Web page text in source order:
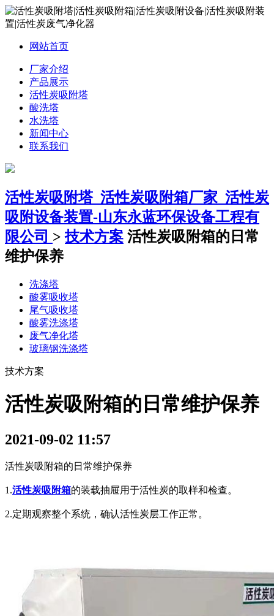
网站首页
厂家介绍
产品展示
活性炭吸附塔
酸洗塔
水洗塔
新闻中心
联系我们
活性炭吸附塔_活性炭吸附箱厂家_活性炭
吸附设备装置-山东永蓝环保设备工程有
限公司 >技术方案 活性炭吸附箱的日常
维护保养
洗涤塔
酸雾吸收塔
尾气吸收塔
酸雾洗涤塔
废气净化塔
玻璃钢洗涤塔
技术方案
活性炭吸附箱的日常维护保养
2021-09-02 11:57
活性炭吸附箱的日常维护保养
1.活性炭吸附箱的装载抽屉用于活性炭的取样和检查。
2.定期观察整个系统，确认活性炭层工作正常。